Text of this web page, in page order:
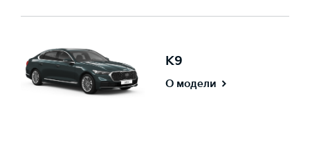
K9
О модели